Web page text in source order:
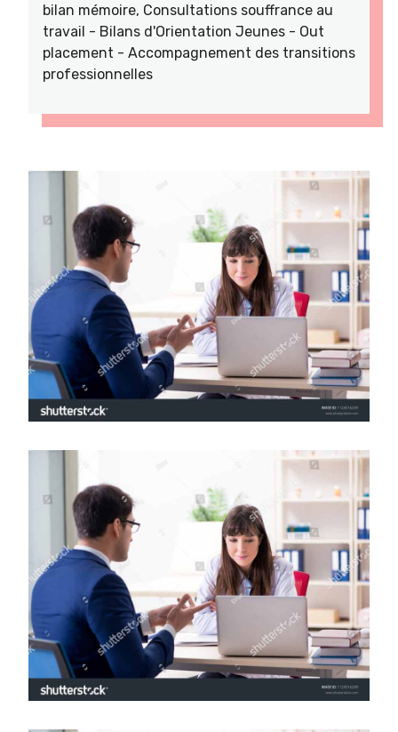
bilan mémoire, Consultations souffrance au
travail - Bilans d'Orientation Jeunes - Out
placement - Accompagnement des transitions
professionnelles